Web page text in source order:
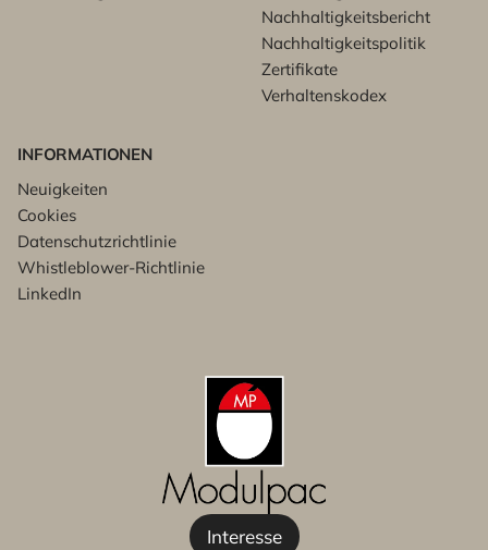
Nachhaltigkeitsbericht
Nachhaltigkeitspolitik
Zertifikate
Verhaltenskodex
INFORMATIONEN
Neuigkeiten
Cookies
Datenschutzrichtlinie
Whistleblower-Richtlinie
LinkedIn
Interesse